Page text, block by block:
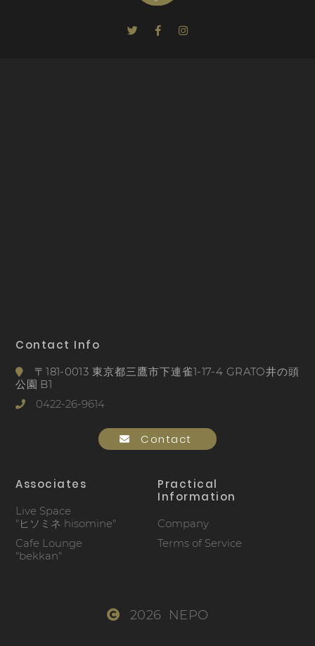
Contact Info
〒181-0013 東京都三鷹市下連雀1-17-4 GRATO井の頭
公園 B1
0422-26-9614
Contact
Associates
Live Space
"ヒソミネ hisomine"
Cafe Lounge
"bekkan"
Practical
Information
Company
Terms of Service
2026 NEPO